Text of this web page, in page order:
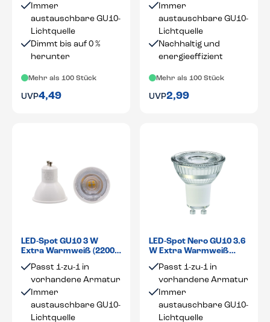
Immer
austauschbare GU10-
Lichtquelle
Dimmt bis auf 0 %
herunter
Mehr als 100 Stück
UVP4,49
Immer
austauschbare GU10-
Lichtquelle
Nachhaltig und
energieeffizient
Mehr als 100 Stück
UVP2,99
LED-Spot GU10 3 W
Extra Warmweiß (2200
Passt 1-zu-1 in
vorhandene Armatur
Immer
austauschbare GU10-
Lichtquelle
LED-Spot Nero GU10 3.6
W Extra Warmweiß
Passt 1-zu-1 in
vorhandene Armatur
Immer
austauschbare GU10-
Lichtquelle